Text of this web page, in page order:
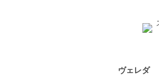
ヴェレダ